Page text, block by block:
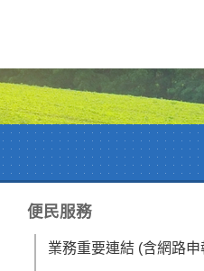
便民服務
業務重要連結 (含網路申